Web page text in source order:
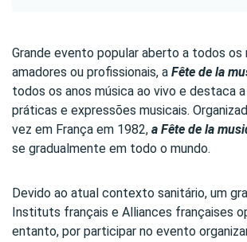
Grande evento popular aberto a todos os
amadores ou profissionais, a Fête de la
todos os anos música ao vivo e destaca
práticas e expressões musicais.
vez em França em 1982, a Fête de la
se gradualmente em todo o mundo.
Devido ao atual contexto sanitário, um
Instituts français e Alliances françaises
entanto, por participar no evento